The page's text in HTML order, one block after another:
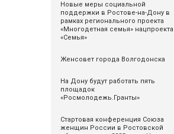
Новые меры социальной
поддержки в Ростове-на-Дону в
рамках регионального проекта
«Многодетная семья» нацпроекта
«Семья»
Женсовет города Волгодонска
На Дону будут работать пять
площадок
«Росмолодежь.Гранты»
Стартовая конференция Союза
женщин России в Ростовской